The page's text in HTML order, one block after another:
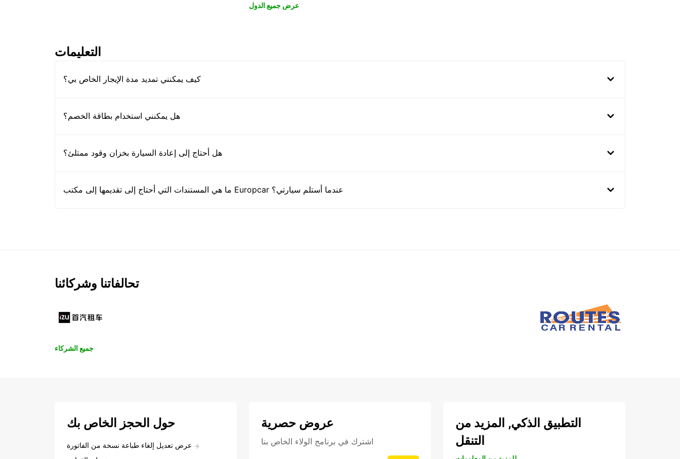
عرض جميع الدول
التعليمات
كيف يمكنني تمديد مدة الإيجار الخاص بي؟
هل يمكنني استخدام بطاقة الخصم؟
هل أحتاج إلى إعادة السيارة بخزان وقود ممتلئ؟
ما هي المستندات التي أحتاج إلى تقديمها إلى مكتب Europcar عندما أستلم سيارتي؟
تحالفاتنا وشركائنا
جميع الشركاء
حول الحجز الخاص بك
عرض تعديل إلغاء طباعة نسخة من الفاتورة
عروض حصرية
اشترك في برنامج الولاء الخاص بنا
التطبيق الذكي, المزيد من
التنقل